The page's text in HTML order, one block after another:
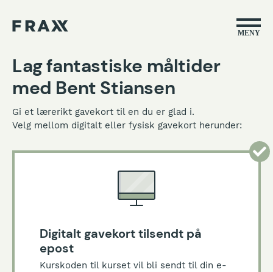
MENY
Lag fantastiske måltider
med Bent Stiansen
Gi et lærerikt gavekort til en du er glad i.
Velg mellom digitalt eller fysisk gavekort herunder:
Digitalt gavekort tilsendt på
epost
Kurskoden til kurset vil bli sendt til din e-